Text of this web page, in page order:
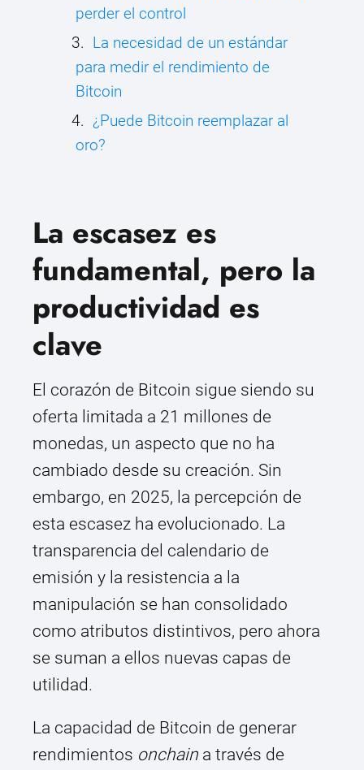
perder el control
La necesidad de un estándar
para medir el rendimiento de
Bitcoin
¿Puede Bitcoin reemplazar al
oro?
La escasez es
fundamental, pero la
productividad es
clave
El corazón de Bitcoin sigue siendo su
oferta limitada a 21 millones de
monedas, un aspecto que no ha
cambiado desde su creación. Sin
embargo, en 2025, la percepción de
esta escasez ha evolucionado. La
transparencia del calendario de
emisión y la resistencia a la
manipulación se han consolidado
como atributos distintivos, pero ahora
se suman a ellos nuevas capas de
utilidad.
La capacidad de Bitcoin de generar
rendimientos onchain a través de